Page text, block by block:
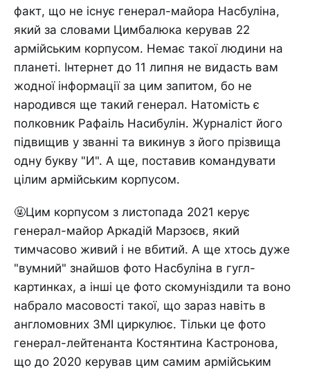
факт, що не існує генерал-майора Насбуліна,
який за словами Цимбалюка керував 22
армійським корпусом. Немає такої людини на
планеті. Інтернет до 11 липня не видасть вам
жодної інформації за цим запитом, бо не
народився ще такий генерал. Натомість є
полковник Рафаіль Насибулін. Журналіст його
підвищив у званні та викинув з його прізвища
одну букву "И". А ще, поставив командувати
цілим армійським корпусом.
🤬Цим корпусом з листопада 2021 керує
генерал-майор Аркадій Марзоєв, який
тимчасово живий і не вбитий. А ще хтось дуже
"вумний" знайшов фото Насбуліна в гугл-
картинках, а інші це фото скомуніздили та воно
набрало масовості такої, що зараз навіть в
англомовних ЗМІ циркулює. Тільки це фото
генерал-лейтенанта Костянтина Кастронова,
що до 2020 керував цим самим армійським